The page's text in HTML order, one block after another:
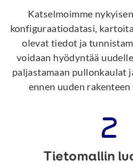
Katselmoimme
konfiguraatiodatasi,
olevat tiedot ja
voidaan hyödyntää
paljastamaan pullonkaulat
ennen uuden
Tietomallin